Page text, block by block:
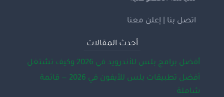
اتصل بنا | إعلن معنا
أحدث المقالات
أفضل برامج بلس للأندرويد في 2026 وكيف تشتغل
أفضل تطبيقات بلس للأيفون في 2026 — قائمة
شاملة